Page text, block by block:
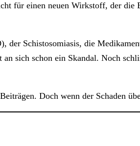
für einen neuen Wirkstoff, der die
der Schistosomiasis, die
sich schon ein Skandal. Noch
Doch wenn der Schaden